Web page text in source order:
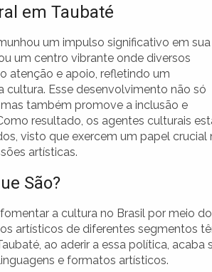
em Taubaté
um impulso significativo em sua
um centro vibrante onde diversos
atenção e apoio, refletindo um
Esse desenvolvimento não só
também promove a inclusão e
resultado, os agentes culturais
visto que exercem um papel crucial
artísticas.
São?
a cultura no Brasil por meio do
artísticos de diferentes segmentos
ao aderir a essa política, acaba
e formatos artísticos.